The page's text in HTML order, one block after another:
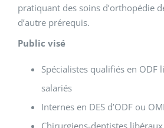
pratiquant des soins d’orthopédie
d’autre prérequis.
Public visé
Spécialistes qualifiés en ODF
salariés
Internes en DES d’ODF ou